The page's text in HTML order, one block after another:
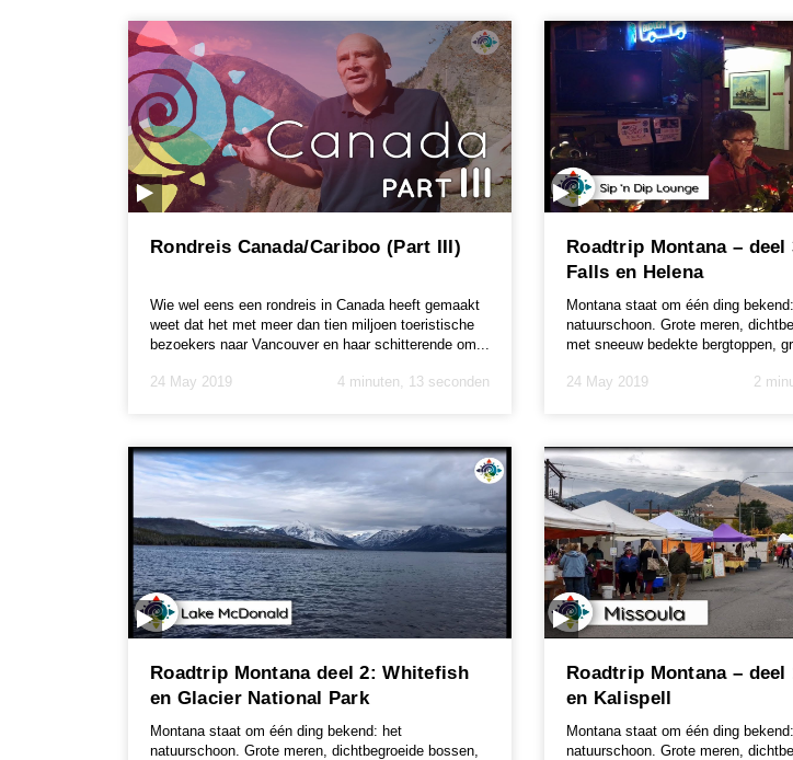
Rondreis Canada/Cariboo (Part III)
Wie wel eens een rondreis in Canada heeft gemaakt
weet dat het met meer dan tien miljoen toeristische
bezoekers naar Vancouver en haar schitterende om...
24 May 2019 4 minuten, 13 seconden
Roadtrip Montana – deel
Falls en Helena
Montana staat om één ding
natuurschoon. Grote meren,
met sneeuw bedekte bergtoppen,
24 May 2019
2
Roadtrip Montana deel 2: Whitefish
en Glacier National Park
Montana staat om één ding bekend: het
natuurschoon. Grote meren, dichtbegroeide bossen,
Roadtrip Montana –
en Kalispell
Montana staat om één ding
natuurschoon. Grote meren,